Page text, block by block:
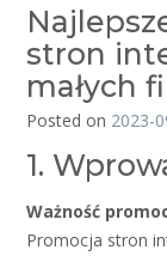
stron
małych
Posted on 2023-
1.
Ważność
Promocja stron